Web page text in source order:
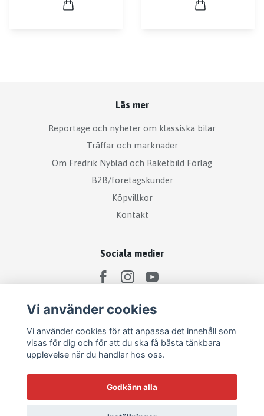
Läs mer
Reportage och nyheter om klassiska bilar
Träffar och marknader
Om Fredrik Nyblad och Raketbild Förlag
B2B/företagskunder
Köpvillkor
Kontakt
Sociala medier
nyhetsbrev!
Vi använder cookies
Vi använder cookies för att anpassa det innehåll som
visas för dig och för att du ska få bästa tänkbara
upplevelse när du handlar hos oss.
Godkänn alla